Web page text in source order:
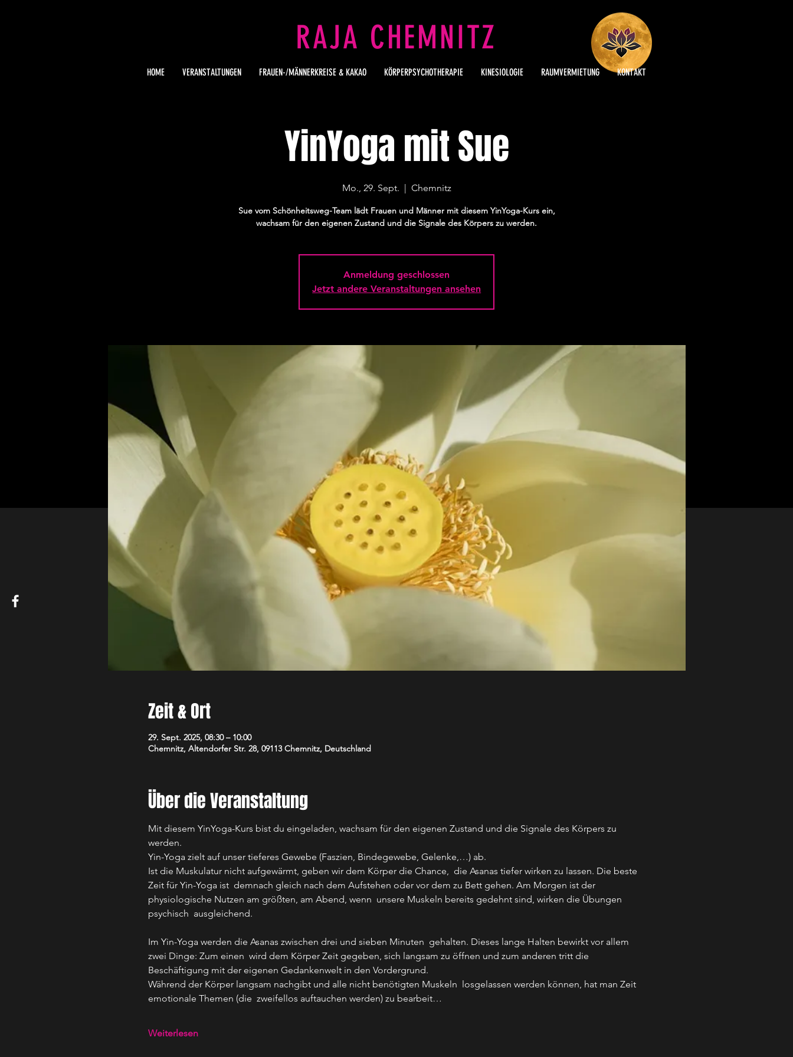
RAJA CHEMNITZ
HOME VERANSTALTUNGEN FRAUEN-/MÄNNERKREISE & KAKAO KÖRPERPSYCHOTHERAPIE KINESIOLOGIE RAUMVERMIETUNG KONTAKT
YinYoga mit Sue
Mo., 29. Sept.
  |
Chemnitz
Sue vom Schönheitsweg-Team lädt Frauen und Männer mit diesem YinYoga-Kurs ein,
wachsam für den eigenen Zustand und die Signale des Körpers zu werden.
Anmeldung geschlossen
Jetzt andere Veranstaltungen ansehen
Zeit & Ort
29. Sept. 2025, 08:30 – 10:00
Chemnitz, Altendorfer Str. 28, 09113 Chemnitz, Deutschland
Über die Veranstaltung
Mit diesem YinYoga-Kurs bist du eingeladen, wachsam für den eigenen Zustand und die Signale des Körpers zu
werden.
Yin-Yoga zielt auf unser tieferes Gewebe (Faszien, Bindegewebe, Gelenke,…) ab.
Ist die Muskulatur nicht aufgewärmt, geben wir dem Körper die Chance,  die Asanas tiefer wirken zu lassen. Die beste
Zeit für Yin-Yoga ist  demnach gleich nach dem Aufstehen oder vor dem zu Bett gehen. Am Morgen ist der
physiologische Nutzen am größten, am Abend, wenn  unsere Muskeln bereits gedehnt sind, wirken die Übungen
psychisch  ausgleichend.
Im Yin-Yoga werden die Asanas zwischen drei und sieben Minuten  gehalten. Dieses lange Halten bewirkt vor allem
zwei Dinge: Zum einen  wird dem Körper Zeit gegeben, sich langsam zu öffnen und zum anderen tritt die
Beschäftigung mit der eigenen Gedankenwelt in den Vordergrund.
Während der Körper langsam nachgibt und alle nicht benötigten Muskeln  losgelassen werden können, hat man Zeit
emotionale Themen (die  zweifellos auftauchen werden) zu bearbeit…
Weiterlesen